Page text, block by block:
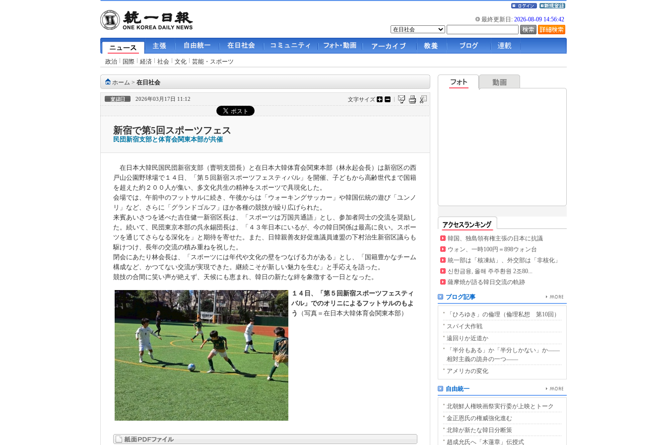
最終更新日: 2026-08-09 14:56:42
政治 国際 経済 社会 文化 芸能・スポーツ
ホーム > 在日社会
2026年03月17日 11:12 文字サイズ
新宿で第5回スポーツフェス
民団新宿支部と体育会関東本部が共催
在日本大韓民国民団新宿支部（曺明支団長）と在日本大韓体育会関東本部（林永起会長）は新宿区の西
戸山公園野球場で１４日、「第５回新宿スポーツフェスティバル」を開催、子どもから高齢世代まで国籍
を超えた約２００人が集い、多文化共生の精神をスポーツで具現化した。
会場では、午前中のフットサルに続き、午後からは「ウォーキングサッカー」や韓国伝統の遊び「ユンノ
リ」など、さらに「グランドゴルフ」ほか各種の競技が繰り広げられた。
来賓あいさつを述べた吉住健一新宿区長は、「スポーツは万国共通語」とし、参加者同士の交流を奨励し
た。続いて、民団東京本部の呉永錫団長は、「４３年日本にいるが、今の韓日関係は最高に良い。スポー
ツを通じてさらなる深化を」と期待を寄せた。また、日韓親善友好促進議員連盟の下村治生新宿区議らも
駆けつけ、長年の交流の積み重ねを祝した。
閉会にあたり林会長は、「スポーツには年代や文化の壁をつなげる力がある」とし、「国籍豊かなチーム
構成など、かつてない交流が実現できた。継続こそが新しい魅力を生む」と手応えを語った。
競技の合間に笑い声が絶えず、天候にも恵まれ、韓日の新たな絆を象徴する一日となった。
１４日、「第５回新宿スポーツフェスティ
バル」でのオリニによるフットサルのもよ
う
（写真＝在日本大韓体育会関東本部）
韓国、独島領有権主張の日本に抗議
ウォン、一時100円＝898ウォン台
統一部は「核凍結」、外交部は「非核化」
신한금융, 올해 주주환원 2조80...
薩摩焼が語る韓日交流の軌跡
ブログ記事
「ひろゆき」の倫理（倫理私想 第10回）
スパイ大作戦
遠回りか近道か
「半分もある」か「半分しかない」か――
相対主義の詭弁の一つ――
アメリカの変化
自由統一
北朝鮮人権映画祭実行委が上映とトーク
金正恩氏の権威強化進む
北韓が新たな韓日分断策
趙成允氏へ「木蓮章」伝授式